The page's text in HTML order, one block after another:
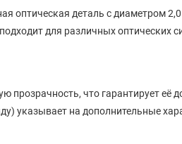
оптическая деталь с диаметром
для различных оптических
прозрачность, что гарантирует её
указывает на дополнительные